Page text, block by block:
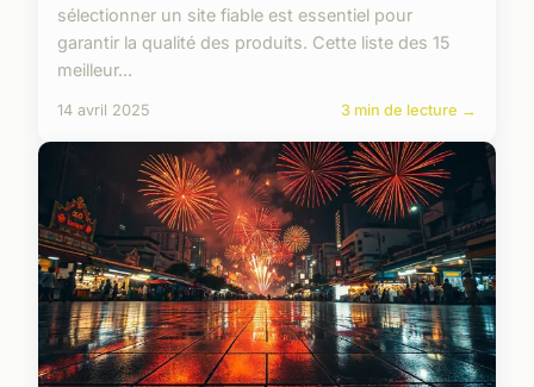
sélectionner un site fiable est essentiel pour
garantir la qualité des produits. Cette liste des 15
meilleur...
14 avril 2025 3 min de lecture →